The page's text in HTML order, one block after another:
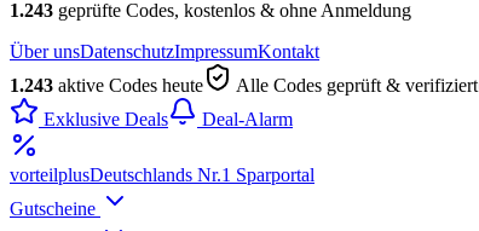
1.243 geprüfte Codes, kostenlos & ohne Anmeldung
Über unsDatenschutzImpressumKontakt
1.243 aktive Codes heute Alle Codes geprüft & verifiziert
Exklusive Deals
Deal-Alarm
vorteilplusDeutschlands Nr.1 Sparportal
Gutscheine